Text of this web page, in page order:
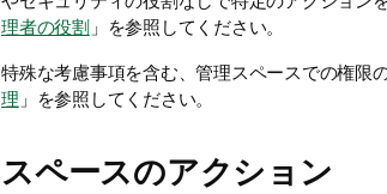
理者の役割」を参照してください。
特殊な考慮事項を含む、管理スペースでの権限
理 」を参照してください。
スペースのアクション